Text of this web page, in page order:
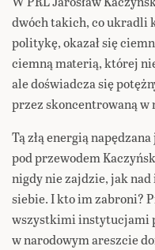
dwóch takich, co ukradli
politykę, okazał się
ciemną materią, której
ale doświadcza się
przez skoncentrowaną w
Tą złą energią
pod przewodem
nigdy nie zajdzie, jak
siebie. I kto im zabroni?
wszystkimi instytucjami
w narodowym areszcie